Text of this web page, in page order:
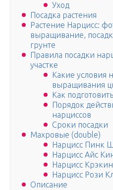
Уход
Посадка растения
Растение Нарцисс:
выращивание,
грунте
Правила посадки
участке
Какие условия
выращивания
Как
Порядок
нарциссов
Сроки посадки
Махровые (double)
Нарцисс Пинк
Нарцисс Айс
Нарцисс
Нарцисс Рози
Описание